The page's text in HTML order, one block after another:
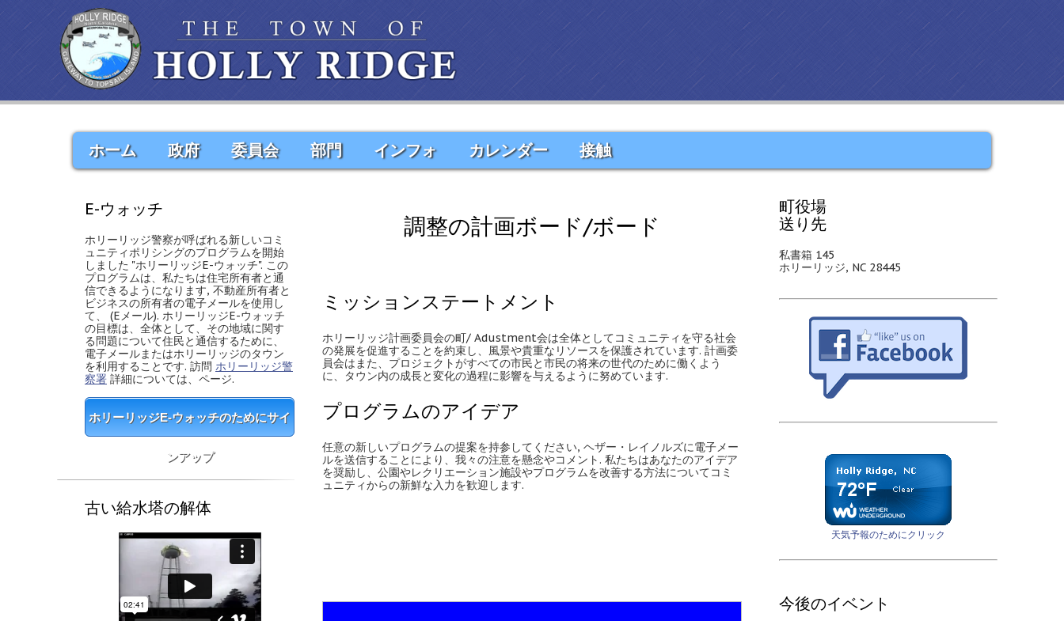
ホーム 政府 委員会 部門 インフォ カレンダー 接触
E-ウォッチ
ホリーリッジ警察が呼ばれる新しいコミ
ュニティポリシングのプログラムを開始
しました "ホリーリッジE-ウォッチ". この
プログラムは、私たちは住宅所有者と通
信できるようになります, 不動産所有者と
ビジネスの所有者の電子メールを使用し
て、 (Eメール). ホリーリッジE-ウォッチ
の目標は、全体として、その地域に関す
る問題について住民と通信するために、
電子メールまたはホリーリッジのタウン
を利用することです. 訪問 ホリーリッジ警
察署 詳細については、ページ.
ホリーリッジE-ウォッチのためにサイ
ンアップ
古い給水塔の解体
調整の計画ボード/ボード
ミッションステートメント
ホリーリッジ計画委員会の町/ Adustment会は全体としてコミュニティを守る社会
の発展を促進することを約束し、風景や貴重なリソースを保護されています. 計画委
員会はまた、プロジェクトがすべての市民と市民の将来の世代のために働くよう
に、タウン内の成長と変化の過程に影響を与えるように努めています.
プログラムのアイデア
任意の新しいプログラムの提案を持参してください, ヘザー・レイノルズに電子メー
ルを送信することにより、我々の注意を懸念やコメント. 私たちはあなたのアイデア
を奨励し、公園やレクリエーション施設やプログラムを改善する方法についてコミ
ュニティからの新鮮な入力を歓迎します.
町役場
送り先
私書箱 145
ホリーリッジ, NC 28445
天気予報のためにクリック
今後のイベント